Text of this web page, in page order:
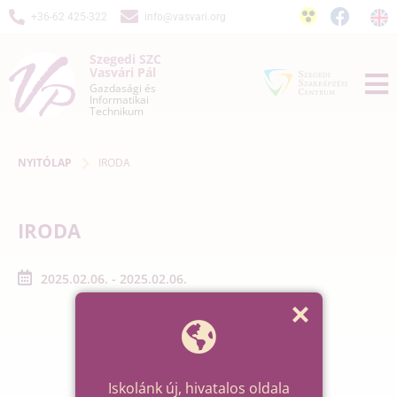
+36-62 425-322 info@vasvari.org
Szegedi SZC
Vasvári Pál
Gazdasági és
Informatikai
Technikum
NYITÓLAP IRODA
IRODA
2025.02.06. - 2025.02.06.
Iskolánk új, hivatalos oldala